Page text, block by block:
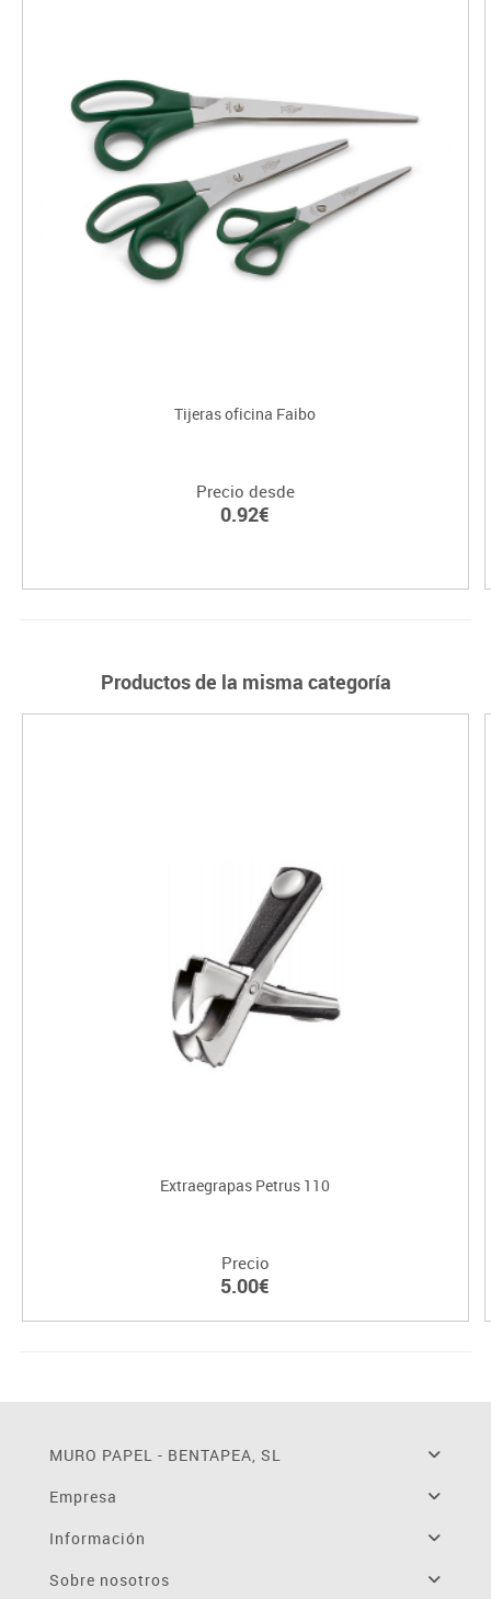
Tijeras oficina Faibo
Precio desde
0.92€
Productos de la misma categoría
Extraegrapas Petrus 110
Precio
5.00€
MURO PAPEL - BENTAPEA, SL
Empresa
Información
Sobre nosotros